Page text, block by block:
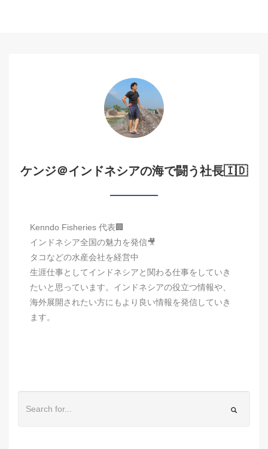
ケンジ＠インドネシアの海で闘う社長🇮🇩
Kenndo Fisheries 代表🏢
インドネシア全国の魅力を発信🎥
タコなどの水産会社を経営中
生涯仕事としてインドネシアと関わる仕事をしていき
たいと思っています。インドネシアの役立つ情報や、
海外展開されたい方にもより良い情報を発信していき
ます。